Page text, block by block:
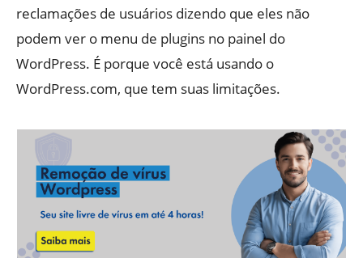
reclamações de usuários dizendo que eles não
podem ver o menu de plugins no painel do
WordPress. É porque você está usando o
WordPress.com, que tem suas limitações.